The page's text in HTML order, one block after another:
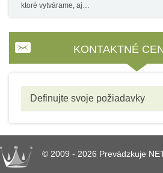
ktoré vytvárame, aj…
KONTAKTNÉ
Definujte svoje požiadavky
© 2009 - 2026 Prevádzkuje